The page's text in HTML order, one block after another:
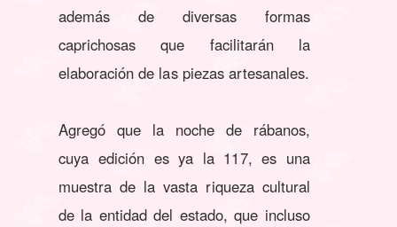
además de diversas formas
caprichosas que facilitarán la
elaboración de las piezas artesanales.
Agregó que la noche de rábanos,
cuya edición es ya la 117, es una
muestra de la vasta riqueza cultural
de la entidad del estado, que incluso